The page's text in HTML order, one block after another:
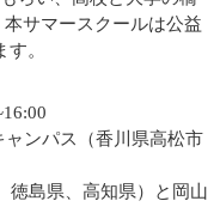
サマースクールは公益
。
ンパス（香川県高松市
島県、高知県）と岡山